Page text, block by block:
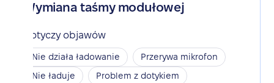
Wymiana taśmy modułowej
Dotyczy objawów
Nie działa ładowanie
Przerywa mikrofon
Nie ładuje
Problem z dotykiem